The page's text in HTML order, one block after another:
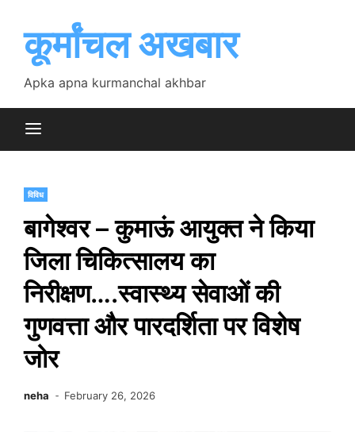
contentकूर्मांचल अखबार
Apka apna kurmanchal akhbar
विविध
बागेश्वर – कुमाऊं आयुक्त ने किया
जिला चिकित्सालय का
निरीक्षण….स्वास्थ्य सेवाओं की
गुणवत्ता और पारदर्शिता पर विशेष
जोर
neha February 26, 2026